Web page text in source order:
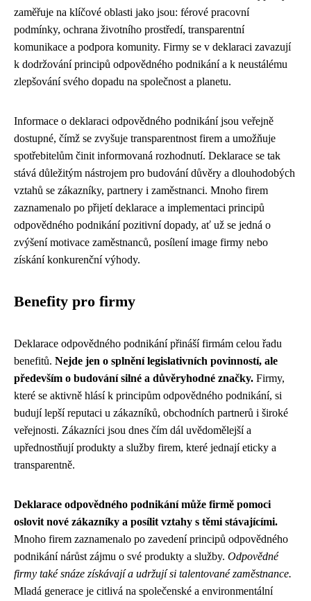
zaměřuje na klíčové oblasti jako jsou: férové pracovní
podmínky, ochrana životního prostředí, transparentní
komunikace a podpora komunity. Firmy se v deklaraci zavazují
k dodržování principů odpovědného podnikání a k neustálému
zlepšování svého dopadu na společnost a planetu.
Informace o deklaraci odpovědného podnikání jsou veřejně
dostupné, čímž se zvyšuje transparentnost firem a umožňuje
spotřebitelům činit informovaná rozhodnutí. Deklarace se tak
stává důležitým nástrojem pro budování důvěry a dlouhodobých
vztahů se zákazníky, partnery i zaměstnanci. Mnoho firem
zaznamenalo po přijetí deklarace a implementaci principů
odpovědného podnikání pozitivní dopady, ať už se jedná o
zvýšení motivace zaměstnanců, posílení image firmy nebo
získání konkurenční výhody.
Benefity pro firmy
Deklarace odpovědného podnikání přináší firmám celou řadu
benefitů. Nejde jen o splnění legislativních povinností, ale
především o budování silné a důvěryhodné značky. Firmy,
které se aktivně hlásí k principům odpovědného podnikání, si
budují lepší reputaci u zákazníků, obchodních partnerů i široké
veřejnosti. Zákazníci jsou dnes čím dál uvědomělejší a
upřednostňují produkty a služby firem, které jednají eticky a
transparentně.
Deklarace odpovědného podnikání může firmě pomoci
oslovit nové zákazníky a posílit vztahy s těmi stávajícími.
Mnoho firem zaznamenalo po zavedení principů odpovědného
podnikání nárůst zájmu o své produkty a služby. Odpovědné
firmy také snáze získávají a udržují si talentované zaměstnance.
Mladá generace je citlivá na společenské a environmentální